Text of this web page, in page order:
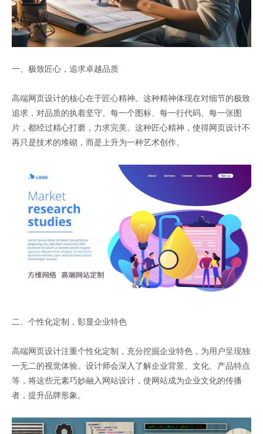
一、极致匠心，追求卓越品质
高端网页设计的核心在于匠心精神。这种精神体现在对细节的极致
追求，对品质的执着坚守。每一个图标、每一行代码、每一张图
片，都经过精心打磨，力求完美。这种匠心精神，使得网页设计不
再只是技术的堆砌，而是上升为一种艺术创作。
二、个性化定制，彰显企业特色
高端网页设计注重个性化定制，充分挖掘企业特色，为用户呈现独
一无二的视觉体验。设计师会深入了解企业背景、文化、产品特点
等，将这些元素巧妙融入网站设计，使网站成为企业文化的传播
者，提升品牌形象。